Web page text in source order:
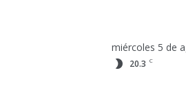
miércoles 5 de
20.3 C